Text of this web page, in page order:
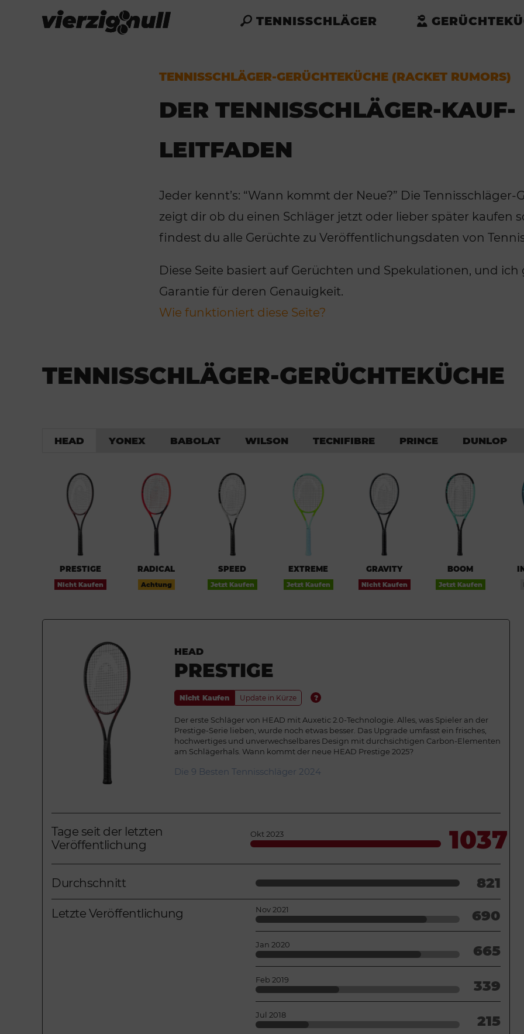
TENNISSCHLÄGER
TENNISSCHLÄGER-GERÜCHTEKÜCHE (RACKET RUMORS)
DER TENNISSCHLÄGER-KAUF-
LEITFADEN
Jeder kennt’s: “Wann kommt der Neue?” Die Tennisschläger-
zeigt dir ob du einen Schläger jetzt oder lieber später kaufen
findest du alle Gerüchte zu Veröffentlichungsdaten von
Diese Seite basiert auf Gerüchten und Spekulationen, und ich
Garantie für deren Genauigkeit.
Wie funktioniert diese Seite?
TENNISSCHLÄGER-GERÜCHTEKÜCHE
HEAD
PRESTIGE
Nicht Kaufen Update in Kürze ?
Der erste Schläger von HEAD mit Auxetic 2.0-Technologie. Alles, was Spieler an der
Prestige-Serie lieben, wurde noch etwas besser. Das Upgrade umfasst ein frisches,
hochwertiges und unverwechselbares Design mit durchsichtigen Carbon-Elementen
am Schlägerhals. Wann kommt der neue HEAD Prestige 2025?
Die 9 Besten Tennisschläger 2024
Tage seit der letzten
Veröffentlichung
Okt 2023 1037
Durchschnitt 821
Letzte Veröffentlichung Nov 2021 690
Jan 2020 665
Feb 2019 339
Jul 2018 215
HEAD YONEX BABOLAT WILSON TECNIFIBRE PRINCE DUNLOP
PRESTIGE
Nicht Kaufen
RADICAL
Achtung
SPEED
Jetzt Kaufen
EXTREME
Jetzt Kaufen
GRAVITY
Nicht Kaufen
BOOM
Jetzt Kaufen